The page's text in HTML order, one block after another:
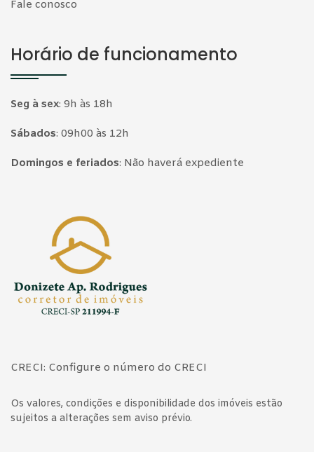
Fale conosco
Horário de funcionamento
Seg à sex: 9h às 18h
Sábados: 09h00 às 12h
Domingos e feriados: Não haverá expediente
CRECI: Configure o número do CRECI
Os valores, condições e disponibilidade dos imóveis estão
sujeitos a alterações sem aviso prévio.